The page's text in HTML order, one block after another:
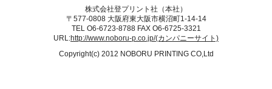
株式会社登プリント社（本社）
〒577-0808 大阪府東大阪市横沼町1-14-14
TEL O6-6723-8788 FAX O6-6725-3321
URL:http://www.noboru-p.co.jp/(カンパニーサイト)
Copyright(c) 2012 NOBORU PRINTING CO,Ltd